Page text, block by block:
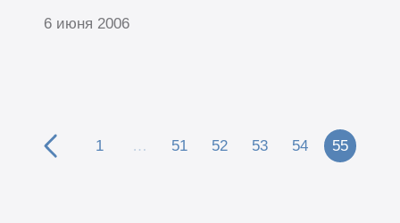
6 июня 2006
1 … 51 52 53 54 55